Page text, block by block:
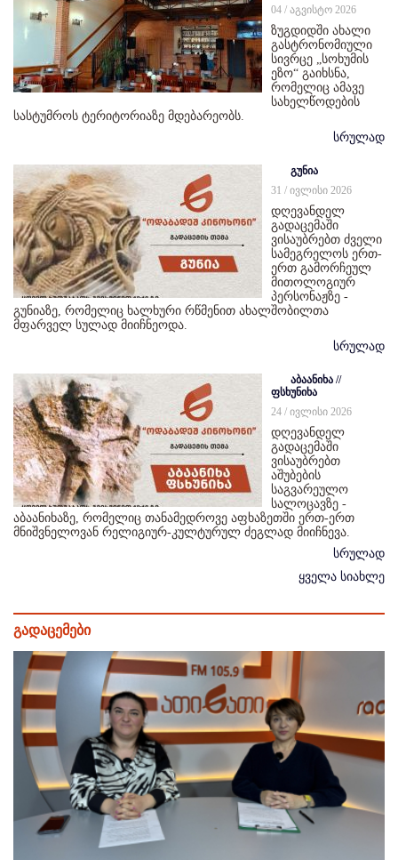
04 / აგვისტო 2026
ზუგდიდში ახალი
გასტრონომიული
სივრცე „სოხუმის
ეზო“ გაიხსნა,
რომელიც ამავე
სახელწოდების
სასტუმროს ტერიტორიაზე მდებარეობს.
სრულად
გუნია
31 / ივლისი 2026
დღევანდელ
გადაცემაში
ვისაუბრებთ ძველი
სამეგრელოს ერთ-
ერთ გამორჩეულ
მითოლოგიურ
პერსონაჟზე -
გუნიაზე, რომელიც ხალხური რწმენით ახალშობილთა
მფარველ სულად მიიჩნეოდა.
სრულად
აბაანიხა //
ფსხუნიხა
24 / ივლისი 2026
დღევანდელ
გადაცემაში
ვისაუბრებთ
აშუბების
საგვარეულო
სალოცავზე -
აბაანიხაზე, რომელიც თანამედროვე აფხაზეთში ერთ-ერთ
მნიშვნელოვან რელიგიურ-კულტურულ ძეგლად მიიჩნევა.
სრულად
ყველა სიახლე
გადაცემები